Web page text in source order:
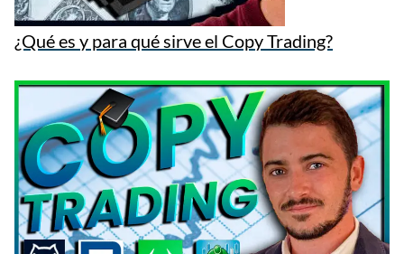
¿Qué es y para qué sirve el Copy Trading?